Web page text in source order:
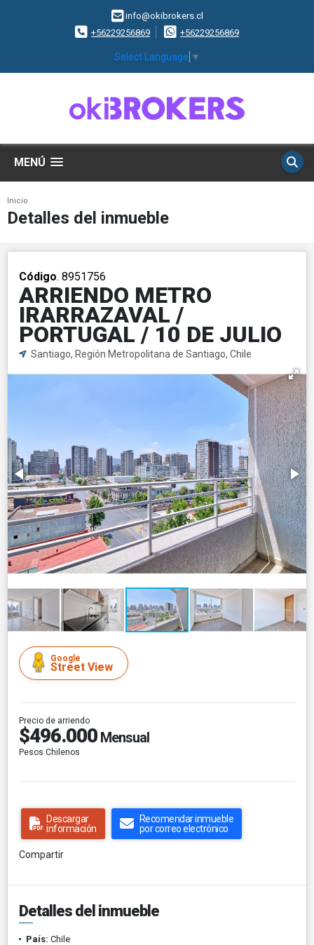
info@okibrokers.cl
+56229256869
+56229256869
Select Language ▼
MENÚ
Inicio
Detalles del inmueble
Código. 8951756
ARRIENDO METRO
IRARRAZAVAL /
PORTUGAL / 10 DE JULIO
Santiago, Región Metropolitana de Santiago, Chile
Google
Street View
Precio de arriendo
$496.000 Mensual
Pesos Chilenos
Descargar
información
Recomendar inmueble
por correo electrónico
Compartir
Detalles del inmueble
País: Chile